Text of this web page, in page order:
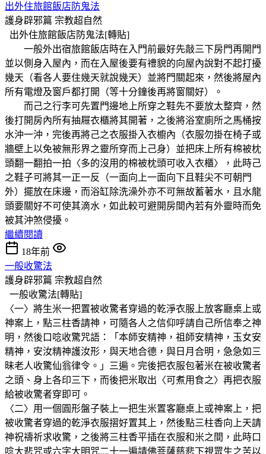
出外住旅館飯店防鬼法
護身辟邪篇 宗教超自然
出外住旅館飯店防鬼法[轉貼]
一般外出宿旅館飯店時在入門前最好先敲三下房門再開門
並以側身入屋內，而在入屋後要有禮貌的向屋內說對不起打擾
幾天（看各人要住幾天就說幾天）並將門關起來，然後將屋內
所有電燈及窗戶都打開（等十分鐘後再將窗關好）。
而己之行李可先置門邊地上所穿之鞋先不要放太整齊，然
後打開房內所有抽屜衣櫃將其開著，之後將浴室廁所之馬桶按
水沖一沖，完後再將己之衣服掛入衣櫥內（衣服勿掛在椅子或
牆壁上以免被無形界之靈所穿而上己身）並把床上所有棉被枕
頭翻一翻拍一拍〈多的沒用的棉被枕頭可收入衣櫃〉，此時己
之鞋子可將其一正一反（一面向上一面向下且鞋尖不可朝門
外）擺放在床邊，而浴缸除洗澡外亦不可無故蓄著水，且水龍
頭要關好不可使其滴水，如此較可避開房間內若有外靈時而免
被其沖煞侵擾。
繼續閱讀
18年前
一般收驚法
護身辟邪篇 宗教超自然
一般收驚法[轉貼]
〈一〉將生米一把置被收驚者穿過的乾淨衣服上放客廳桌上或
神案上，點三柱香請神，可隨各人之信仰呼請自己所信奉之神
明，然後口唸收驚咒語：「本師安精神，祖師安精神，玉女安
精神，安汝精神護汝形，與天地合德，與日月合明，急急如三
昧老人收驚仙翁律令。」三遍。完後把衣服包著米在被收驚者
之頭、身上各印三下，而後把米取出〈可煮用食之〉再把衣服
給被收驚者穿即可。
〈二〉用一個圓形盤子裝上一把生米置客廳桌上或神案上，把
被收驚者穿過的乾淨衣服摺好置其上，然後點三柱香向上天請
神祝禱祈求收驚，之後將三柱香平插在衣服和米之間，此時口
唸大悲咒或六字大明咒二十一遍請佛菩薩慈悲下視眾生之苦以